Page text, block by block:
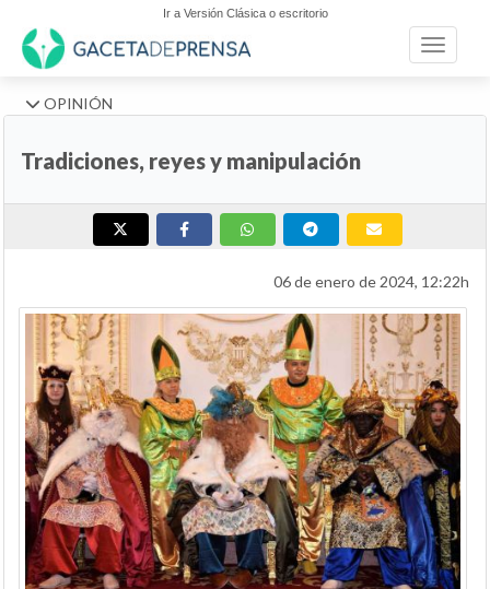
Ir a Versión Clásica o escritorio
Toggle
OPINIÓN
Tradiciones, reyes y manipulación
06 de enero de 2024, 12:22h